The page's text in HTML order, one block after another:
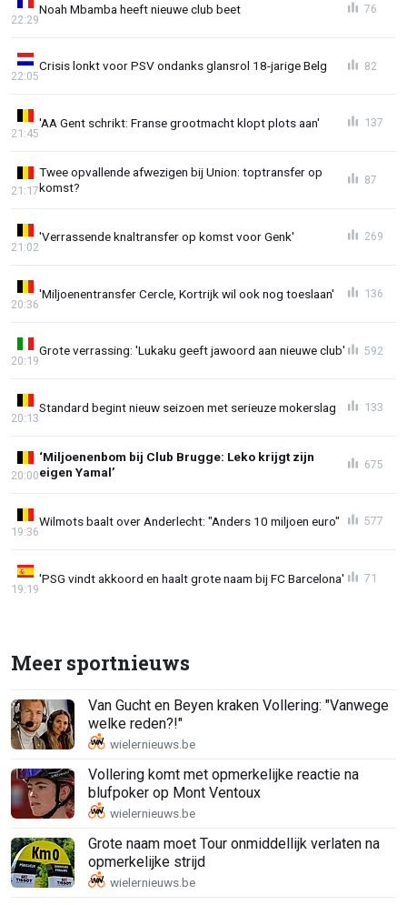
Noah Mbamba heeft nieuwe club beet
22:29
76
Crisis lonkt voor PSV ondanks glansrol 18-jarige Belg
22:05
82
'AA Gent schrikt: Franse grootmacht klopt plots aan'
21:45
137
Twee opvallende afwezigen bij Union: toptransfer op
komst?
21:17
87
'Verrassende knaltransfer op komst voor Genk'
21:02
269
'Miljoenentransfer Cercle, Kortrijk wil ook nog toeslaan'
20:36
136
Grote verrassing: 'Lukaku geeft jawoord aan nieuwe club'
20:19
592
Standard begint nieuw seizoen met serieuze mokerslag
20:13
133
‘Miljoenenbom bij Club Brugge: Leko krijgt zijn
eigen Yamal’
20:00
675
Wilmots baalt over Anderlecht: "Anders 10 miljoen euro"
19:36
577
'PSG vindt akkoord en haalt grote naam bij FC Barcelona'
19:19
71
Meer sportnieuws
Van Gucht en Beyen kraken Vollering: "Vanwege
welke reden?!"
Vollering komt met opmerkelijke reactie na
blufpoker op Mont Ventoux
Grote naam moet Tour onmiddellijk verlaten na
opmerkelijke strijd